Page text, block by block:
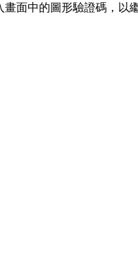
畫面中的圖形驗證碼，以